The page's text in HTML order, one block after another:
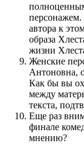
персонажем.
автора к
образа
жизни
Женские
Антоновна,
Как бы вы
между
текста,
Еще раз
финале
мнению?